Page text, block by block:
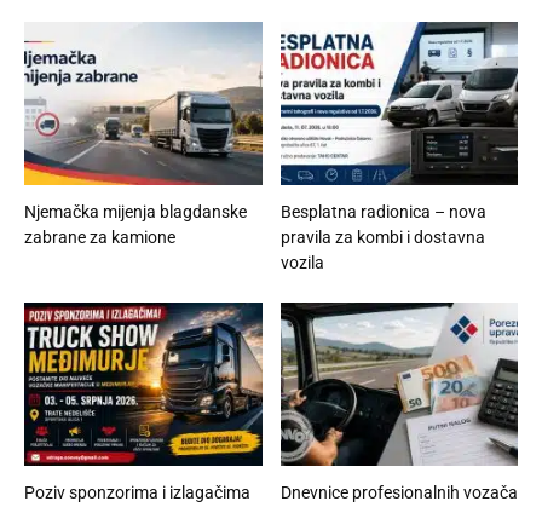
Njemačka mijenja blagdanske
zabrane za kamione
Besplatna radionica – nova
pravila za kombi i dostavna
vozila
Poziv sponzorima i izlagačima
Dnevnice profesionalnih vozača